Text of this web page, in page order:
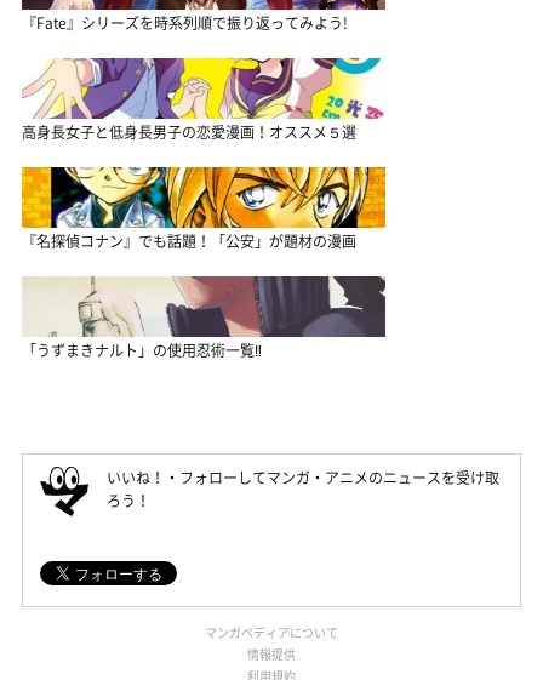
『Fate』シリーズを時系列順で振り返ってみよう!
高身長女子と低身長男子の恋愛漫画！オススメ５選
『名探偵コナン』でも話題！「公安」が題材の漫画
「うずまきナルト」の使用忍術一覧‼
いいね！・フォローしてマンガ・アニメのニュースを受け取
ろう！
マンガペディアについて
情報提供
利用規約